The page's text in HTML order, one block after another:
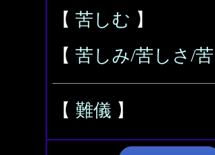
【 苦しむ 】
【 苦しみ/苦しさ/苦
【 難儀 】